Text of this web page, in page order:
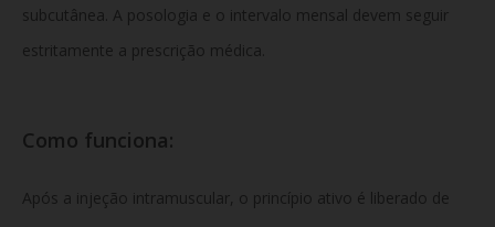
subcutânea. A posologia e o intervalo mensal devem seguir
estritamente a prescrição médica.
Como funciona:
Após a injeção intramuscular, o princípio ativo é liberado de